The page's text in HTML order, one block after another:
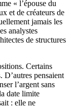
« l’épouse du
et de créateurs de
jamais les
analystes
de structures
Certains
D’autres pensaient
l’argent sans
date limite
: elle ne